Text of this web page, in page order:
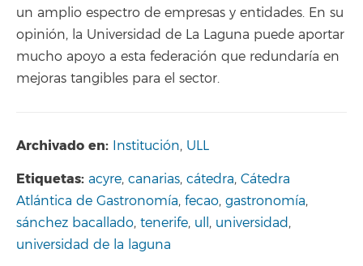
un amplio espectro de empresas y entidades. En su
opinión, la Universidad de La Laguna puede aportar
mucho apoyo a esta federación que redundaría en
mejoras tangibles para el sector.
Archivado en: Institución, ULL
Etiquetas: acyre, canarias, cátedra, Cátedra
Atlántica de Gastronomía, fecao, gastronomía,
sánchez bacallado, tenerife, ull, universidad,
universidad de la laguna